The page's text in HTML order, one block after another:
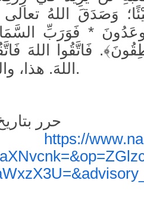
وَصَدَقَ اللهُ تعالى
* فَوَرَبِّ
فَاتَّقُوا اللهَ
اللهَ. هذا، والله تعالى أعلم.
حرر بتاريخ:
https://